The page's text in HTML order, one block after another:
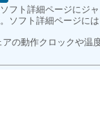
フト詳細ページにジ
ソフト詳細ページに
の動作クロックや温